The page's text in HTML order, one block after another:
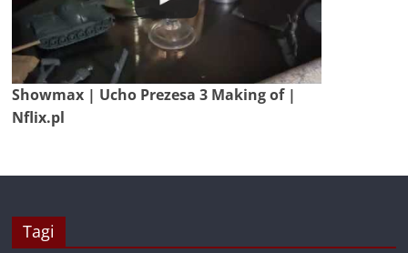
Showmax | Ucho Prezesa 3 Making of |
Nflix.pl
Tagi